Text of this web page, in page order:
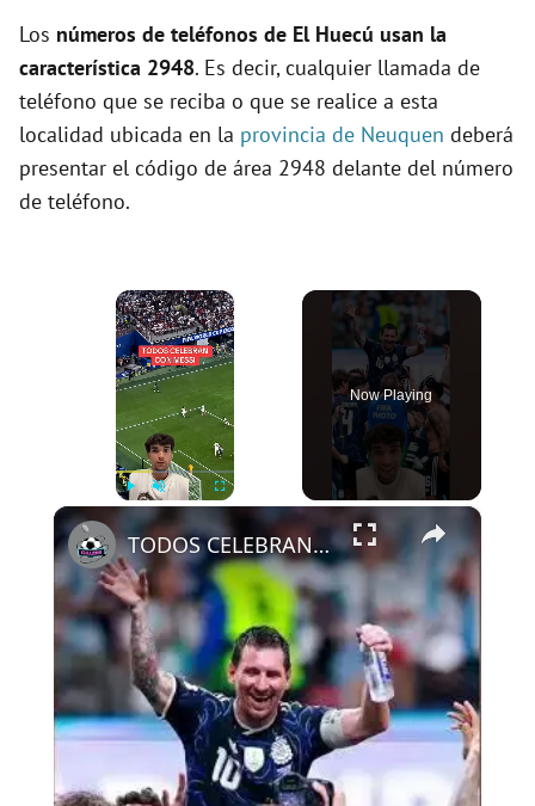
Los números de teléfonos de El Huecú usan la
característica 2948. Es decir, cualquier llamada de
teléfono que se reciba o que se realice a esta
localidad ubicada en la provincia de Neuquen deberá
presentar el código de área 2948 delante del número
de teléfono.
×
Now Playing
×
TODOS CELEBRAN CON MESSI